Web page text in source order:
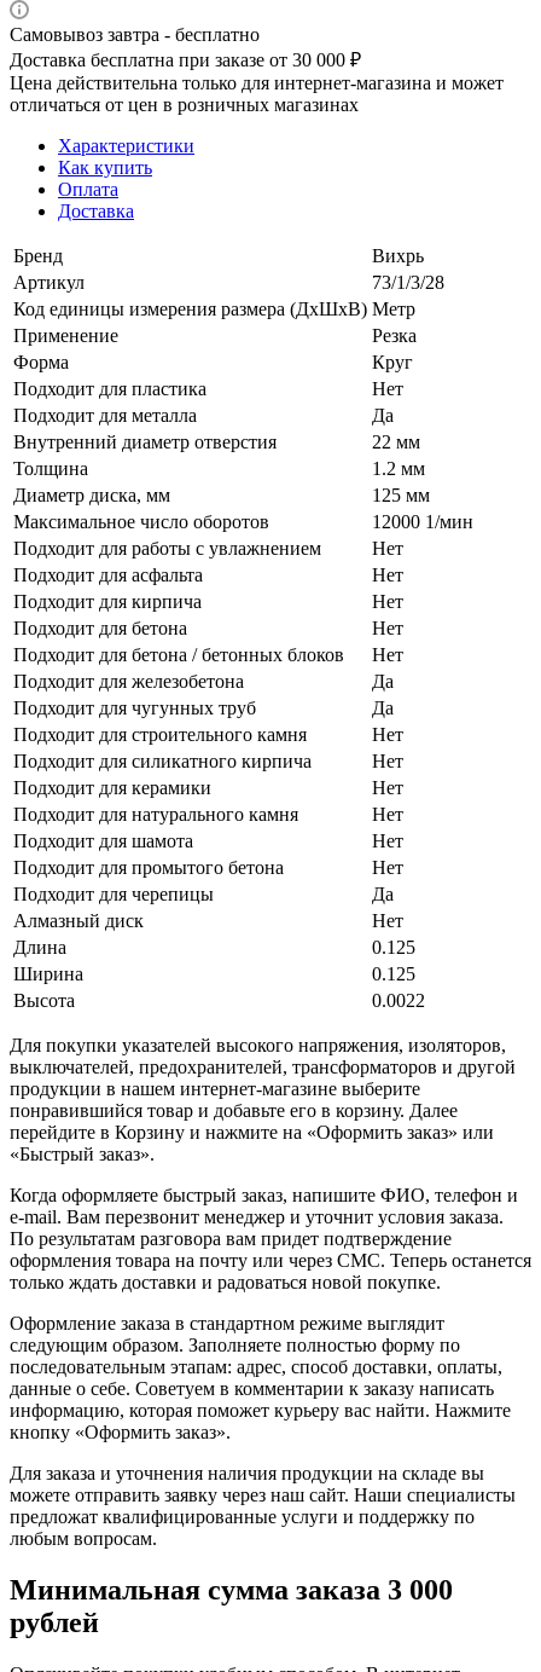
Самовывоз завтра - бесплатно
Доставка бесплатна при заказе от 30 000 ₽
Цена действительна только для интернет-магазина и может
отличаться от цен в розничных магазинах
Характеристики
Как купить
Оплата
Доставка
Бренд
Вихрь
Артикул
73/1/3/28
Код единицы измерения размера (ДхШхВ) Метр
Применение
Резка
Форма
Круг
Подходит для пластика
Нет
Подходит для металла
Да
Внутренний диаметр отверстия
22 мм
Толщина
1.2 мм
Диаметр диска, мм
125 мм
Максимальное число оборотов
12000 1/мин
Подходит для работы с увлажнением
Нет
Подходит для асфальта
Нет
Подходит для кирпича
Нет
Подходит для бетона
Нет
Подходит для бетона / бетонных блоков
Нет
Подходит для железобетона
Да
Подходит для чугунных труб
Да
Подходит для строительного камня
Нет
Подходит для силикатного кирпича
Нет
Подходит для керамики
Нет
Подходит для натурального камня
Нет
Подходит для шамота
Нет
Подходит для промытого бетона
Нет
Подходит для черепицы
Да
Алмазный диск
Нет
Длина
0.125
Ширина
0.125
Высота
0.0022
Для покупки указателей высокого напряжения, изоляторов,
выключателей, предохранителей, трансформаторов и другой
продукции в нашем интернет-магазине выберите
понравившийся товар и добавьте его в корзину. Далее
перейдите в Корзину и нажмите на «Оформить заказ» или
«Быстрый заказ».
Когда оформляете быстрый заказ, напишите ФИО, телефон и
e-mail. Вам перезвонит менеджер и уточнит условия заказа.
По результатам разговора вам придет подтверждение
оформления товара на почту или через СМС. Теперь останется
только ждать доставки и радоваться новой покупке.
Оформление заказа в стандартном режиме выглядит
следующим образом. Заполняете полностью форму по
последовательным этапам: адрес, способ доставки, оплаты,
данные о себе. Советуем в комментарии к заказу написать
информацию, которая поможет курьеру вас найти. Нажмите
кнопку «Оформить заказ».
Для заказа и уточнения наличия продукции на складе вы
можете отправить заявку через наш сайт. Наши специалисты
предложат квалифицированные услуги и поддержку по
любым вопросам.
Минимальная сумма заказа 3 000
рублей